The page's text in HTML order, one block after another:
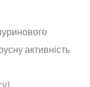
активність